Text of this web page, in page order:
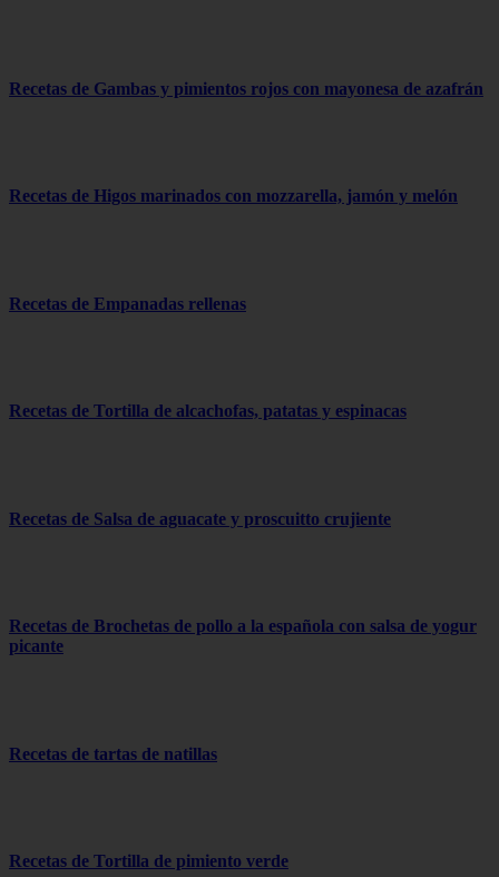
Recetas de Gambas y pimientos rojos con mayonesa de azafrán
Recetas de Higos marinados con mozzarella, jamón y melón
Recetas de Empanadas rellenas
Recetas de Tortilla de alcachofas, patatas y espinacas
Recetas de Salsa de aguacate y proscuitto crujiente
Recetas de Brochetas de pollo a la española con salsa de yogur
picante
Recetas de tartas de natillas
Recetas de Tortilla de pimiento verde